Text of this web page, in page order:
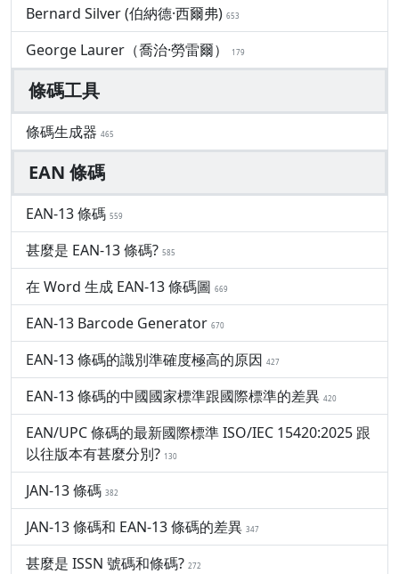
Bernard Silver (伯納德·西爾弗) 653
George Laurer（喬治·勞雷爾） 179
條碼工具
條碼生成器 465
EAN 條碼
EAN-13 條碼 559
甚麼是 EAN-13 條碼? 585
在 Word 生成 EAN-13 條碼圖 669
EAN-13 Barcode Generator 670
EAN-13 條碼的識別準確度極高的原因 427
EAN-13 條碼的中國國家標準跟國際標準的差異 420
EAN/UPC 條碼的最新國際標準 ISO/IEC 15420:2025 跟
以往版本有甚麼分別? 130
JAN-13 條碼 382
JAN-13 條碼和 EAN-13 條碼的差異 347
甚麼是 ISSN 號碼和條碼? 272